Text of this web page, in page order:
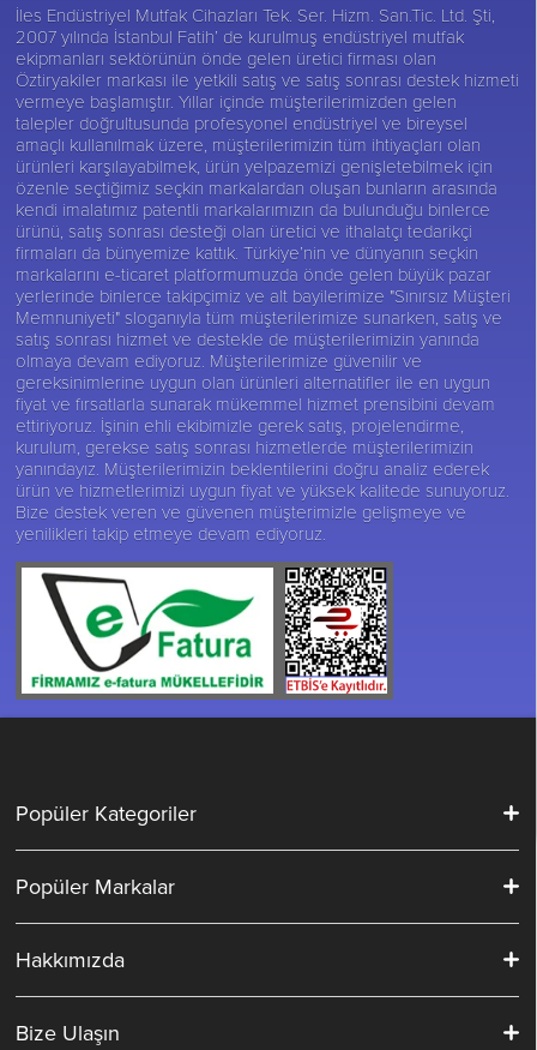
İles Endüstriyel Mutfak Cihazları Tek. Ser. Hizm. San.Tic. Ltd. Şti,
2007 yılında İstanbul Fatih’ de kurulmuş endüstriyel mutfak
ekipmanları sektörünün önde gelen üretici firması olan
Öztiryakiler markası ile yetkili satış ve satış sonrası destek hizmeti
vermeye başlamıştır. Yıllar içinde müşterilerimizden gelen
talepler doğrultusunda profesyonel endüstriyel ve bireysel
amaçlı kullanılmak üzere, müşterilerimizin tüm ihtiyaçları olan
ürünleri karşılayabilmek, ürün yelpazemizi genişletebilmek için
özenle seçtiğimiz seçkin markalardan oluşan bunların arasında
kendi imalatımız patentli markalarımızın da bulunduğu binlerce
ürünü, satış sonrası desteği olan üretici ve ithalatçı tedarikçi
firmaları da bünyemize kattık. Türkiye’nin ve dünyanın seçkin
markalarını e-ticaret platformumuzda önde gelen büyük pazar
yerlerinde binlerce takipçimiz ve alt bayilerimize "Sınırsız Müşteri
Memnuniyeti" sloganıyla tüm müşterilerimize sunarken, satış ve
satış sonrası hizmet ve destekle de müşterilerimizin yanında
olmaya devam ediyoruz. Müşterilerimize güvenilir ve
gereksinimlerine uygun olan ürünleri alternatifler ile en uygun
fiyat ve fırsatlarla sunarak mükemmel hizmet prensibini devam
ettiriyoruz. İşinin ehli ekibimizle gerek satış, projelendirme,
kurulum, gerekse satış sonrası hizmetlerde müşterilerimizin
yanındayız. Müşterilerimizin beklentilerini doğru analiz ederek
ürün ve hizmetlerimizi uygun fiyat ve yüksek kalitede sunuyoruz.
Bize destek veren ve güvenen müşterimizle gelişmeye ve
yenilikleri takip etmeye devam ediyoruz.
Popüler Kategoriler
Popüler Markalar
Hakkımızda
Bize Ulaşın